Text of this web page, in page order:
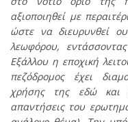
αξιοποιηθεί με
ώστε να διευρυνθεί
λεωφόρου,
Εξάλλου η εποχική
πεζόδρομος έχει
χρήσης της εδώ και
απαντήσεις του